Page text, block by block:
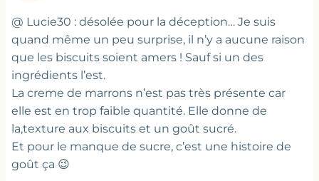
@ Lucie30 : désolée pour la déception… Je suis
quand même un peu surprise, il n’y a aucune raison
que les biscuits soient amers ! Sauf si un des
ingrédients l’est.
La creme de marrons n’est pas très présente car
elle est en trop faible quantité. Elle donne de
la,texture aux biscuits et un goût sucré.
Et pour le manque de sucre, c’est une histoire de
goût ça 😉